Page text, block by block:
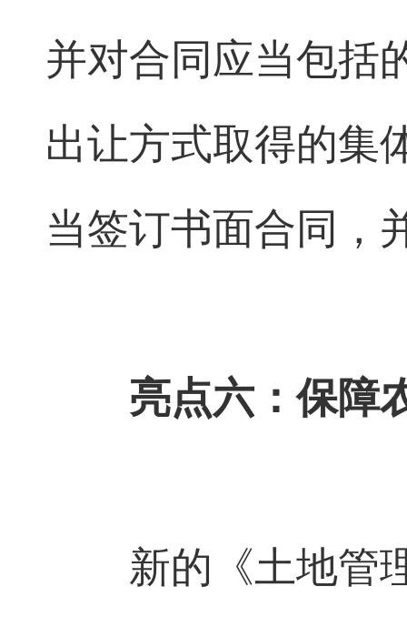
并对合同应当包括
出让方式取得的集
当签订书面合同，
亮点六：保障
新的《土地管